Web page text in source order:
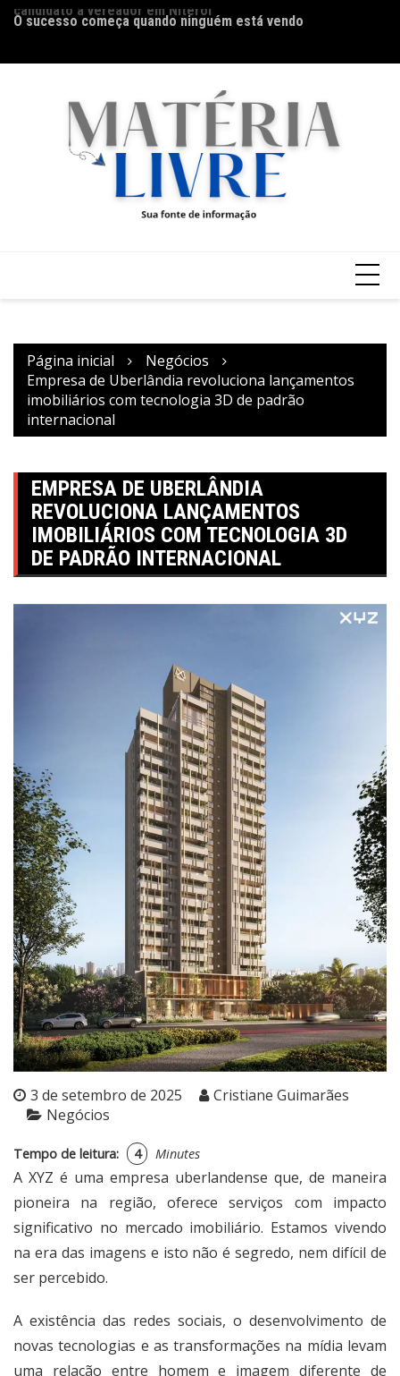
para
conteúdo
O sucesso começa quando ninguém está vendo
Página inicial
Negócios
Empresa de Uberlândia revoluciona lançamentos
imobiliários com tecnologia 3D de padrão
internacional
EMPRESA DE UBERLÂNDIA
REVOLUCIONA LANÇAMENTOS
IMOBILIÁRIOS COM TECNOLOGIA 3D
DE PADRÃO INTERNACIONAL
3 de setembro de 2025
Cristiane Guimarães
Negócios
Tempo de leitura: 4 Minutes
A XYZ é uma empresa uberlandense que, de maneira
pioneira na região, oferece serviços com impacto
significativo no mercado imobiliário. Estamos vivendo
na era das imagens e isto não é segredo, nem difícil de
ser percebido.
A existência das redes sociais, o desenvolvimento de
novas tecnologias e as transformações na mídia levam
uma relação entre homem e imagem diferente de